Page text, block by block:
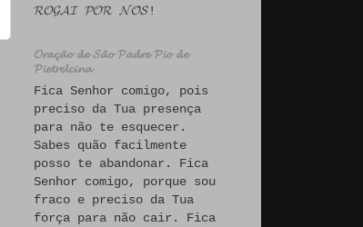
𝓡𝓞𝓖𝓐𝓘 𝓟𝓞𝓡 𝓝𝓞́𝓢!
𝓞𝓻𝓪𝓬̧𝓪̃𝓸 𝓭𝓮 𝓢𝓪̃𝓸 𝓟𝓪𝓭𝓻𝓮 𝓟𝓲𝓸 𝓭𝓮
𝓟𝓲𝓮𝓽𝓻𝓮𝓵𝓬𝓲𝓷𝓪
Fica Senhor comigo, pois
preciso da Tua presença
para não te esquecer.
Sabes quão facilmente
posso te abandonar. Fica
Senhor comigo, porque sou
fraco e preciso da Tua
força para não cair. Fica